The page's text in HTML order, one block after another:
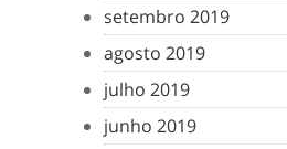
setembro 2019
agosto 2019
julho 2019
junho 2019